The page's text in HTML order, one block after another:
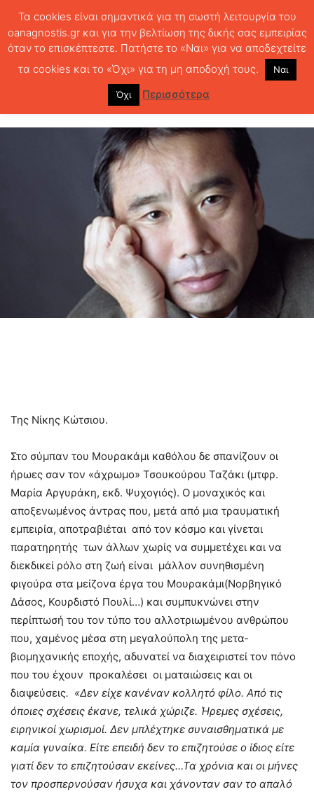
ΚΡΙΤΙΚΕΣ Ονειρικός Μουρακάμι
Ονειρικός Μουρακάμι
Της Νίκης Κώτσιου.
Στο σύμπαν του Μουρακάμι καθόλου δε σπανίζουν οι
ήρωες σαν τον «άχρωμο» Τσουκούρου Ταζάκι (μτφρ.
Μαρία Αργυράκη, εκδ. Ψυχογιός). Ο μοναχικός και
αποξενωμένος άντρας που, μετά από μια τραυματική
εμπειρία, αποτραβιέται από τον κόσμο και γίνεται
παρατηρητής των άλλων χωρίς να συμμετέχει και να
διεκδικεί ρόλο στη ζωή είναι μάλλον συνηθισμένη
φιγούρα στα μείζονα έργα του Μουρακάμι(Νορβηγικό
Δάσος, Κουρδιστό Πουλί…) και συμπυκνώνει στην
περίπτωσή του τον τύπο του αλλοτριωμένου ανθρώπου
που, χαμένος μέσα στη μεγαλούπολη της μετα-
βιομηχανικής εποχής, αδυνατεί να διαχειριστεί τον πόνο
που του έχουν προκαλέσει οι ματαιώσεις και οι
διαψεύσεις. «Δεν είχε κανέναν κολλητό φίλο. Από τις
όποιες σχέσεις έκανε, τελικά χώριζε. Ήρεμες σχέσεις,
ειρηνικοί χωρισμοί. Δεν μπλέχτηκε συναισθηματικά με
καμία γυναίκα. Είτε επειδή δεν το επιζητούσε ο ίδιος είτε
γιατί δεν το επιζητούσαν εκείνες…Τα χρόνια και οι μήνες
τον προσπερνούσαν ήσυχα και χάνονταν σαν το απαλό
Τα cookies είναι σημαντικά για τη σωστή λειτουργία του
oanagnostis.gr και για την βελτίωση της δικής σας εμπειρίας
όταν το επισκέπτεστε. Πατήστε το «Ναι» για να αποδεχτείτε
τα cookies και το «Όχι» για τη μη αποδοχή τους.
Ναι
Όχι Περισσότερα